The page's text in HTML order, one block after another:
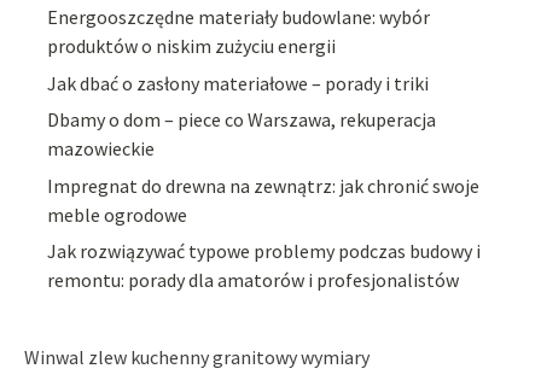
Energooszczędne materiały budowlane: wybór
produktów o niskim zużyciu energii
Jak dbać o zasłony materiałowe – porady i triki
Dbamy o dom – piece co Warszawa, rekuperacja
mazowieckie
Impregnat do drewna na zewnątrz: jak chronić swoje
meble ogrodowe
Jak rozwiązywać typowe problemy podczas budowy i
remontu: porady dla amatorów i profesjonalistów
Winwal zlew kuchenny granitowy wymiary